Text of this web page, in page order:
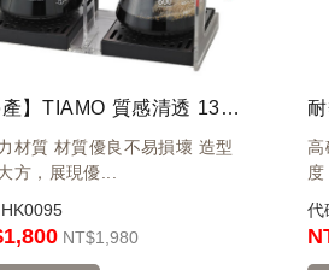
【停產】TIAMO 質感清透 1306 方形手沖架(雙孔)
材質 材質優良不易損壞 造型
方，展現優...
HK0095
NT$1,980
高
度
代